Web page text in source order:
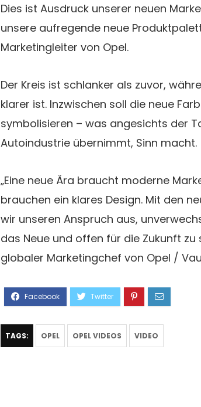
Dies ist Ausdruck unserer neuen
unsere aufregende neue
Marketingleiter von Opel.
Der Kreis ist schlanker als zuvor,
klarer ist. Inzwischen soll die neue
symbolisieren – was angesichts der
Autoindustrie übernimmt, Sinn macht.
„Eine neue Ära braucht moderne
brauchen ein klares Design. Mit den
wir unseren Anspruch aus,
das Neue und offen für die Zukunft zu
globaler Marketingchef von Opel /
TAGS: OPEL OPEL VIDEOS VIDEO